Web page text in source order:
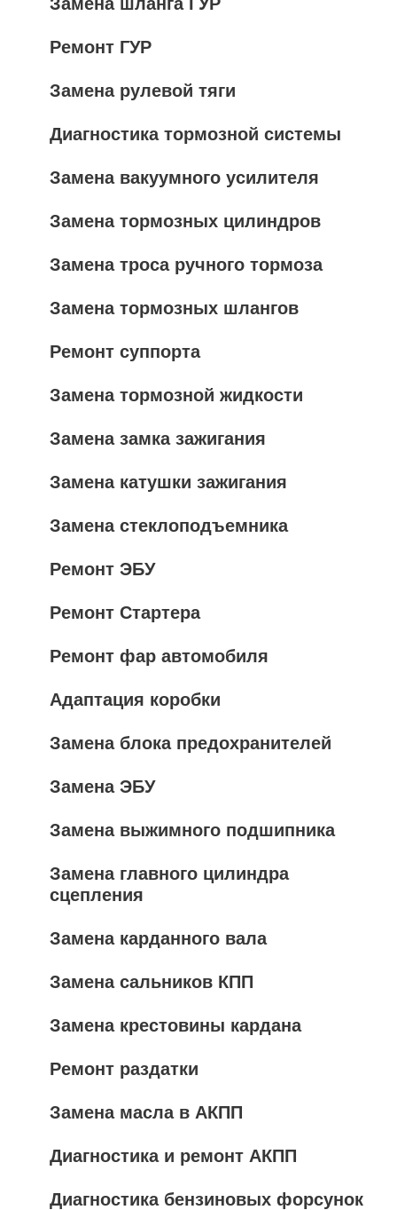
Ремонт ГУР
Замена рулевой тяги
Диагностика тормозной системы
Замена вакуумного усилителя
Замена тормозных цилиндров
Замена троса ручного тормоза
Замена тормозных шлангов
Ремонт суппорта
Замена тормозной жидкости
Замена замка зажигания
Замена катушки зажигания
Замена стеклоподъемника
Ремонт ЭБУ
Ремонт Стартера
Ремонт фар автомобиля
Адаптация коробки
Замена блока предохранителей
Замена ЭБУ
Замена выжимного подшипника
Замена главного цилиндра
сцепления
Замена карданного вала
Замена сальников КПП
Замена крестовины кардана
Ремонт раздатки
Замена масла в АКПП
Диагностика и ремонт АКПП
Диагностика бензиновых форсунок